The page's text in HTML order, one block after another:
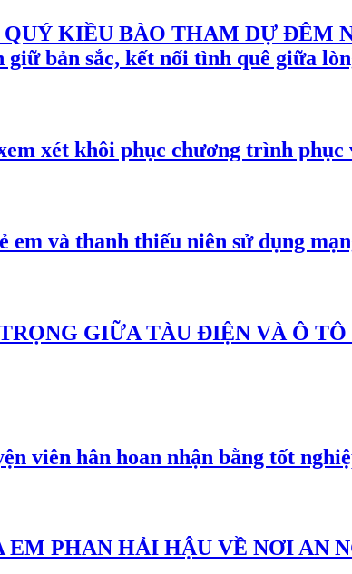
KIỀU BÀO THAM DỰ ĐÊM
bản sắc, kết nối tình quê giữa
xét khôi phục chương trình phục
em và thanh thiếu niên sử dụng
GIỮA TÀU ĐIỆN VÀ Ô TÔ
viên hân hoan nhận bằng tốt
PHAN HẢI HẬU VỀ NƠI AN